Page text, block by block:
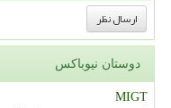
دوستان نیوباکس
MIGT